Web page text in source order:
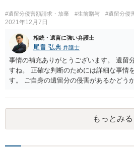
#遺留分侵害額請求・放棄 #生前贈与 #遺留分侵
2021年12月7日
相続・遺言に強い弁護士
尾畠 弘典 弁護士
事情の補充ありがとうございます。 遺留
すね。 正確な判断のためには詳細な事情
す。 ご自身の遺留分の侵害があるかどう
相談されるのが良いと思います。
もっとみる